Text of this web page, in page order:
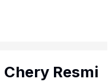
Resmi